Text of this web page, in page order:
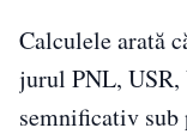
Calculele arată
jurul PNL,
semnificativ sub